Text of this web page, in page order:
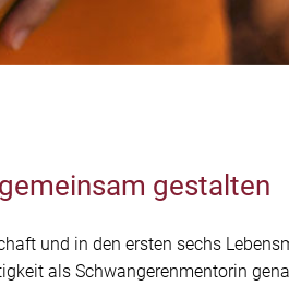
gestalten
und in den ersten sechs
als Schwangerenmentorin